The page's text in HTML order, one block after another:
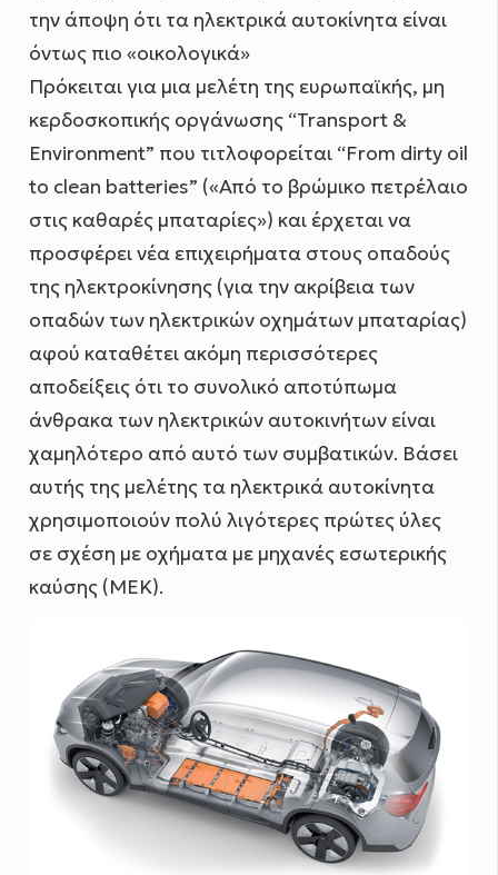
την άποψη ότι τα ηλεκτρικά αυτοκίνητα είναι
όντως πιο «οικολογικά»
Πρόκειται για μια μελέτη της ευρωπαϊκής, μη
κερδοσκοπικής οργάνωσης “Transport &
Environment” που τιτλοφορείται “From dirty oil
to clean batteries” («Από το βρώμικο πετρέλαιο
στις καθαρές μπαταρίες») και έρχεται να
προσφέρει νέα επιχειρήματα στους οπαδούς
της ηλεκτροκίνησης (για την ακρίβεια των
οπαδών των ηλεκτρικών οχημάτων μπαταρίας)
αφού καταθέτει ακόμη περισσότερες
αποδείξεις ότι το συνολικό αποτύπωμα
άνθρακα των ηλεκτρικών αυτοκινήτων είναι
χαμηλότερο από αυτό των συμβατικών. Βάσει
αυτής της μελέτης τα ηλεκτρικά αυτοκίνητα
χρησιμοποιούν πολύ λιγότερες πρώτες ύλες
σε σχέση με οχήματα με μηχανές εσωτερικής
καύσης (ΜΕΚ).